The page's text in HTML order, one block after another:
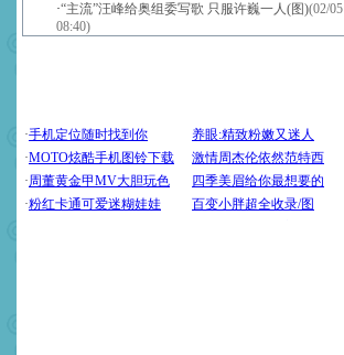
·“主流”汪峰给奥组委写歌 只服许巍一人(图)(02/05
08:40)